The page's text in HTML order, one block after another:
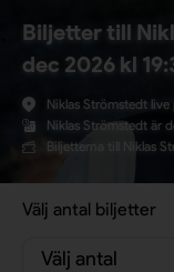
Biljetter till
dec 2026 kl
Niklas Strömstedt
Niklas Strömstedt är
Biljetterna till Niklas
Välj antal biljetter
Välj antal